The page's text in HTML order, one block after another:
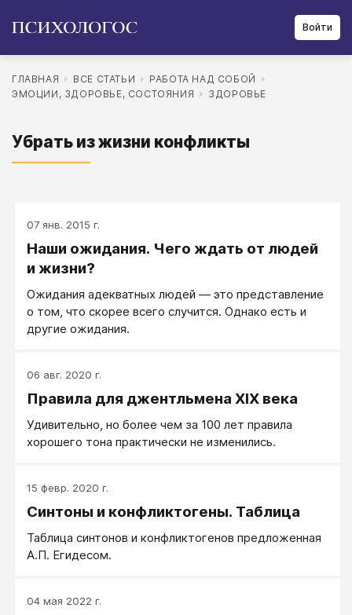
Войти
ГЛАВНАЯ ВСЕ СТАТЬИ
РАБОТА НАД СОБОЙ
ЭМОЦИИ, ЗДОРОВЬЕ, СОСТОЯНИЯ
ЗДОРОВЬЕ
Убрать из жизни конфликты
07 янв. 2015 г.
Наши ожидания. Чего ждать от людей
и жизни?
Ожидания адекватных людей — это представление
о том, что скорее всего случится. Однако есть и
другие ожидания.
06 авг. 2020 г.
Правила для джентльмена XIX века
Удивительно, но более чем за 100 лет правила
хорошего тона практически не изменились.
15 февр. 2020 г.
Синтоны и конфликтогены. Таблица
Таблица синтонов и конфликтогенов предложенная
А.П. Егидесом.
04 мая 2022 г.